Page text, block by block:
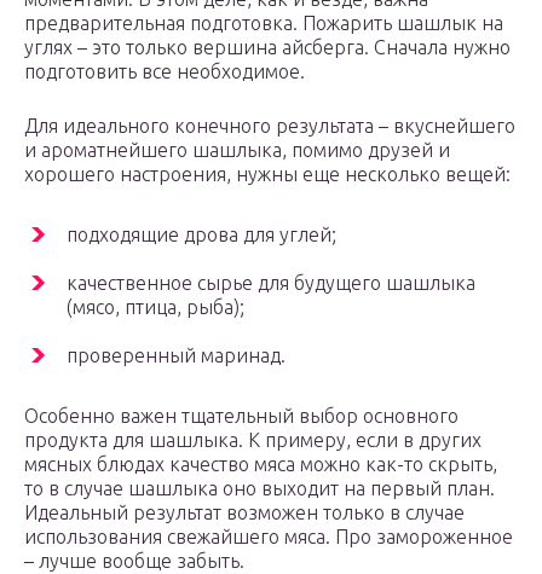
предварительная подготовка. Пожарить шашлык на
углях – это только вершина айсберга. Сначала нужно
подготовить все необходимое.
Для идеального конечного результата – вкуснейшего
и ароматнейшего шашлыка, помимо друзей и
хорошего настроения, нужны еще несколько вещей:
подходящие дрова для углей;
качественное сырье для будущего шашлыка
(мясо, птица, рыба);
проверенный маринад.
Особенно важен тщательный выбор основного
продукта для шашлыка. К примеру, если в других
мясных блюдах качество мяса можно как-то скрыть,
то в случае шашлыка оно выходит на первый план.
Идеальный результат возможен только в случае
использования свежайшего мяса. Про замороженное
– лучше вообще забыть.